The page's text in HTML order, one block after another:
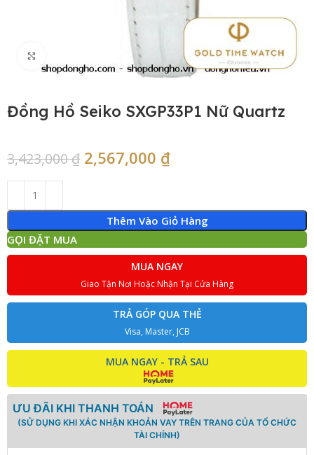
Đồng Hồ Seiko SXGP33P1 Nữ Quartz
3,423,000₫ 2,567,000 ₫
Thêm Vào Giỏ Hàng
GỌI ĐẶT MUA
MUA NGAY
Giao Tận Nơi Hoặc Nhận Tại Cửa Hàng
TRẢ GÓP QUA THẺ
Visa, Master, JCB
MUA NGAY - TRẢ SAU
ƯU ĐÃI KHI THANH TOÁN
(SỬ DỤNG KHI XÁC NHẬN KHOẢN VAY TRÊN TRANG CỦA TỔ CHỨC
TÀI CHÍNH)